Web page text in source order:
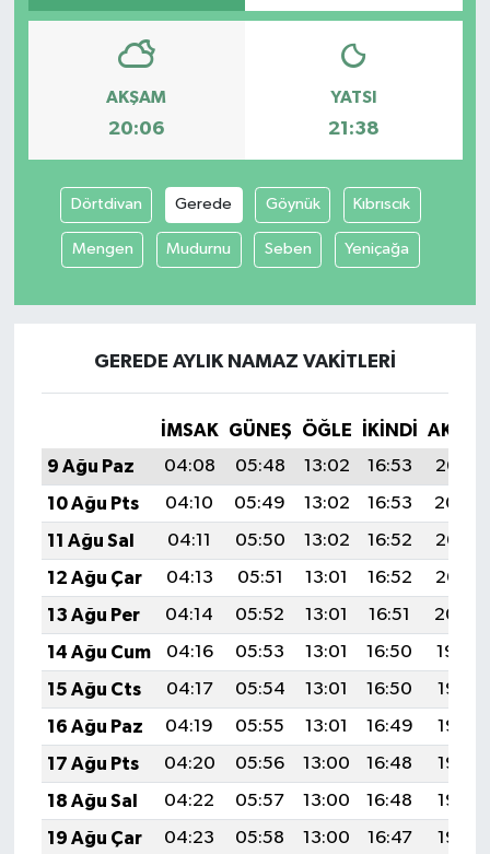
AKŞAM
20:06
YATSI
21:38
Dörtdivan Gerede Göynük Kıbrıscık
Mengen Mudurnu Seben Yeniçağa
GEREDE AYLIK NAMAZ VAKITLERI
İMSAK GÜNEŞ ÖĞLE İKINDI
9 Ağu Paz
04:08 05:48 13:02 16:53
20:06
10 Ağu Pts
04:10 05:49 13:02 16:53
20:04
11 Ağu Sal
04:11 05:50 13:02 16:52
20:03
12 Ağu Çar
04:13 05:51 13:01 16:52
20:02
13 Ağu Per
04:14 05:52 13:01 16:51
20:00
14 Ağu Cum
04:16 05:53 13:01 16:50
19:59
15 Ağu Cts
04:17 05:54 13:01 16:50
19:58
16 Ağu Paz
04:19 05:55 13:01 16:49
19:56
17 Ağu Pts
04:20 05:56 13:00 16:48
19:55
18 Ağu Sal
04:22 05:57 13:00 16:48
19:53
19 Ağu Çar
04:23 05:58 13:00 16:47
19:52